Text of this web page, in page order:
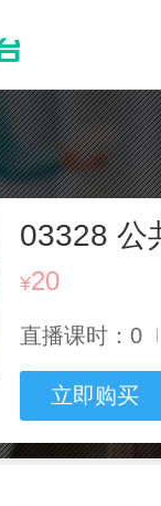
03328 公
¥20
直播课时：0
立即购买